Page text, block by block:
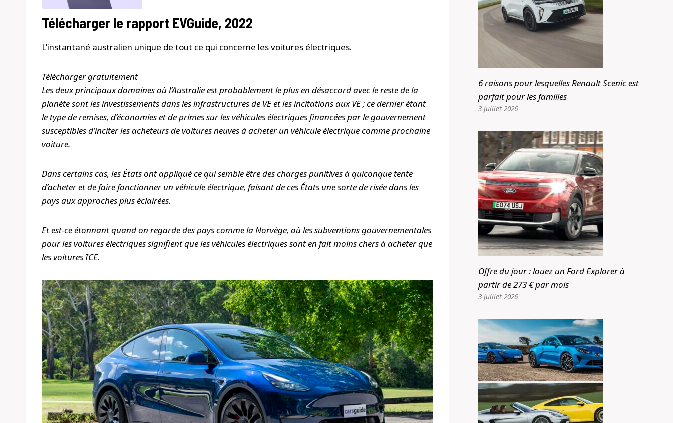
Télécharger le rapport EVGuide, 2022
L’instantané australien unique de tout ce qui concerne les voitures électriques.
Télécharger gratuitement
Les deux principaux domaines où l’Australie est probablement le plus en désaccord avec le reste de la
planète sont les investissements dans les infrastructures de VE et les incitations aux VE ; ce dernier étant
le type de remises, d’économies et de primes sur les véhicules électriques financées par le gouvernement
susceptibles d’inciter les acheteurs de voitures neuves à acheter un véhicule électrique comme prochaine
voiture.
Dans certains cas, les États ont appliqué ce qui semble être des charges punitives à quiconque tente
d’acheter et de faire fonctionner un véhicule électrique, faisant de ces États une sorte de risée dans les
pays aux approches plus éclairées.
Et est-ce étonnant quand on regarde des pays comme la Norvège, où les subventions gouvernementales
pour les voitures électriques signifient que les véhicules électriques sont en fait moins chers à acheter que
les voitures ICE.
6 raisons pour lesquelles Renault Scenic est
parfait pour les familles
3 juillet 2026
Offre du jour : louez un Ford Explorer à
partir de 273 € par mois
3 juillet 2026